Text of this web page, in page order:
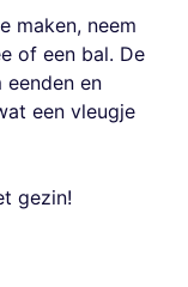
maken, neem
of een bal. De
en
een vleugje
gezin!